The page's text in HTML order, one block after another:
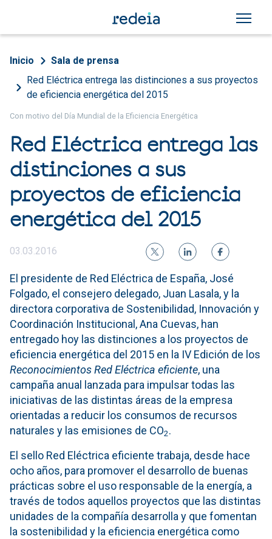
Sobrescribir enlaces de
Inicio
Sala de prensa
Red Eléctrica entrega las distinciones a sus proyectos
de eficiencia energética del 2015
Con motivo del Día Mundial de la Eficiencia Energética
Red Eléctrica entrega las
distinciones a sus
proyectos de eficiencia
energética del 2015
03.03.2016
El presidente de Red Eléctrica de España, José
Folgado, el consejero delegado, Juan Lasala, y la
directora corporativa de Sostenibilidad, Innovación y
Coordinación Institucional, Ana Cuevas, han
entregado hoy las distinciones a los proyectos de
eficiencia energética del 2015 en la IV Edición de los
Reconocimientos Red Eléctrica eficiente, una
campaña anual lanzada para impulsar todas las
iniciativas de las distintas áreas de la empresa
orientadas a reducir los consumos de recursos
naturales y las emisiones de CO2.
El sello Red Eléctrica eficiente trabaja, desde hace
ocho años, para promover el desarrollo de buenas
prácticas sobre el uso responsable de la energía, a
través de todos aquellos proyectos que las distintas
unidades de la compañía desarrolla y que fomentan
la sostenibilidad y la eficiencia energética como